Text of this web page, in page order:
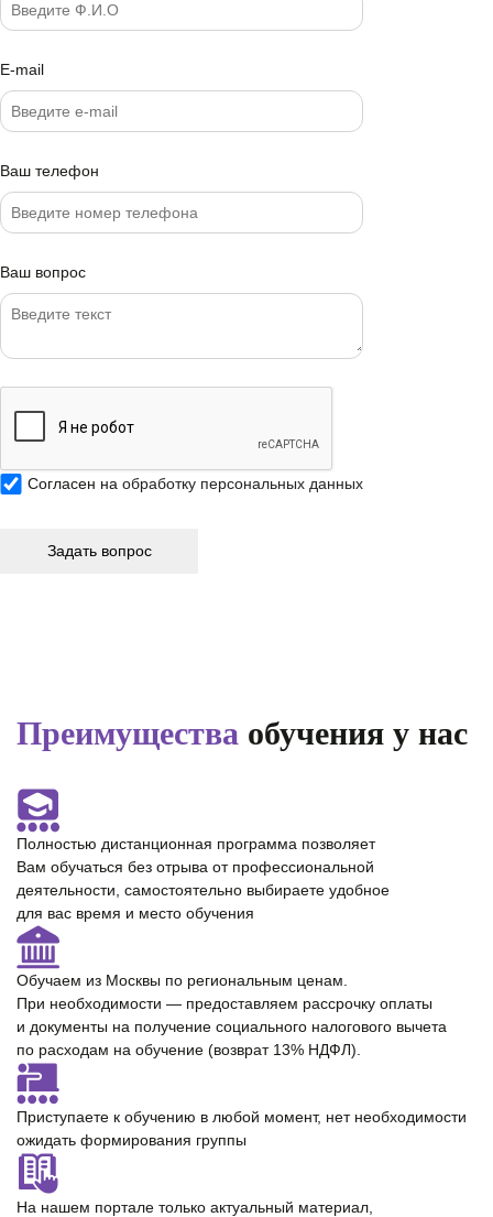
E-mail
Ваш телефон
Ваш вопрос
Согласен на обработку персональных данных
Преимущества обучения у нас
Полностью дистанционная программа позволяет
Вам обучаться без отрыва от профессиональной
деятельности, самостоятельно выбираете удобное
для вас время и место обучения
Обучаем из Москвы по региональным ценам.
При необходимости — предоставляем рассрочку оплаты
и документы на получение cоциального налогового вычета
по расходам на обучение (возврат 13% НДФЛ).
Приступаете к обучению в любой момент, нет необходимости
ожидать формирования группы
На нашем портале только актуальный материал